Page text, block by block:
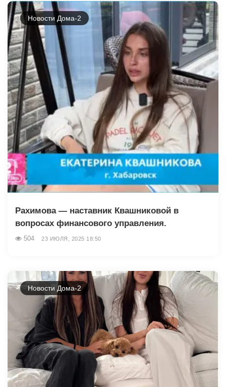
Новости Дома-2
Рахимова — наставник Квашниковой в
вопросах финансового управления.
504 23 ИЮЛЯ, 2025 18:50
Новости Дома-2